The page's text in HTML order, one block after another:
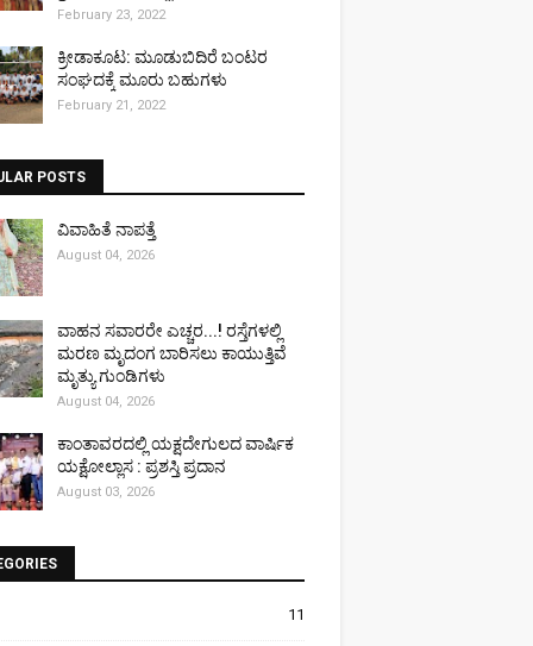
February 23, 2022
ಕ್ರೀಡಾಕೂಟ: ಮೂಡುಬಿದಿರೆ ಬಂಟರ
ಸಂಘದಕ್ಕೆ ಮೂರು ಬಹುಗಳು
February 21, 2022
POSTS
ವಿವಾಹಿತೆ ನಾಪತ್ತೆ
August 04, 2026
ವಾಹನ ಸವಾರರೇ ಎಚ್ಚರ...! ರಸ್ತೆಗಳಲ್ಲಿ
ಮರಣ ಮೃದಂಗ ಬಾರಿಸಲು ಕಾಯುತ್ತಿವೆ
ಮೃತ್ಯು ಗುಂಡಿಗಳು
August 04, 2026
ಕಾಂತಾವರದಲ್ಲಿ ಯಕ್ಷದೇಗುಲದ ವಾರ್ಷಿಕ
ಯಕ್ಷೋಲ್ಲಾಸ : ಪ್ರಶಸ್ತಿ ಪ್ರದಾನ
August 03, 2026
11